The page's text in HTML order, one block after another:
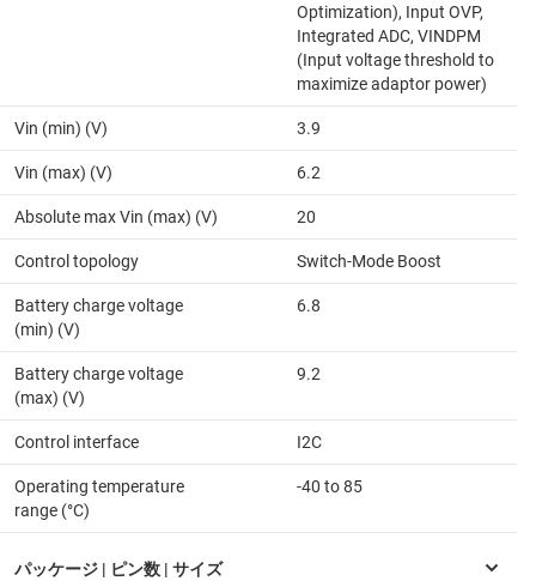
Optimization), Input OVP,
Integrated ADC, VINDPM
(Input voltage threshold to
maximize adaptor power)
Vin (min) (V) 3.9
Vin (max) (V) 6.2
Absolute max Vin (max) (V) 20
Control topology Switch-Mode Boost
Battery charge voltage
(min) (V)
6.8
Battery charge voltage
(max) (V)
9.2
Control interface I2C
Operating temperature
range (°C)
-40 to 85